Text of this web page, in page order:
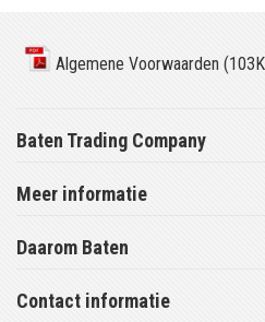
Algemene Voorwaarden
Baten Trading Company
Meer informatie
Daarom Baten
Contact informatie